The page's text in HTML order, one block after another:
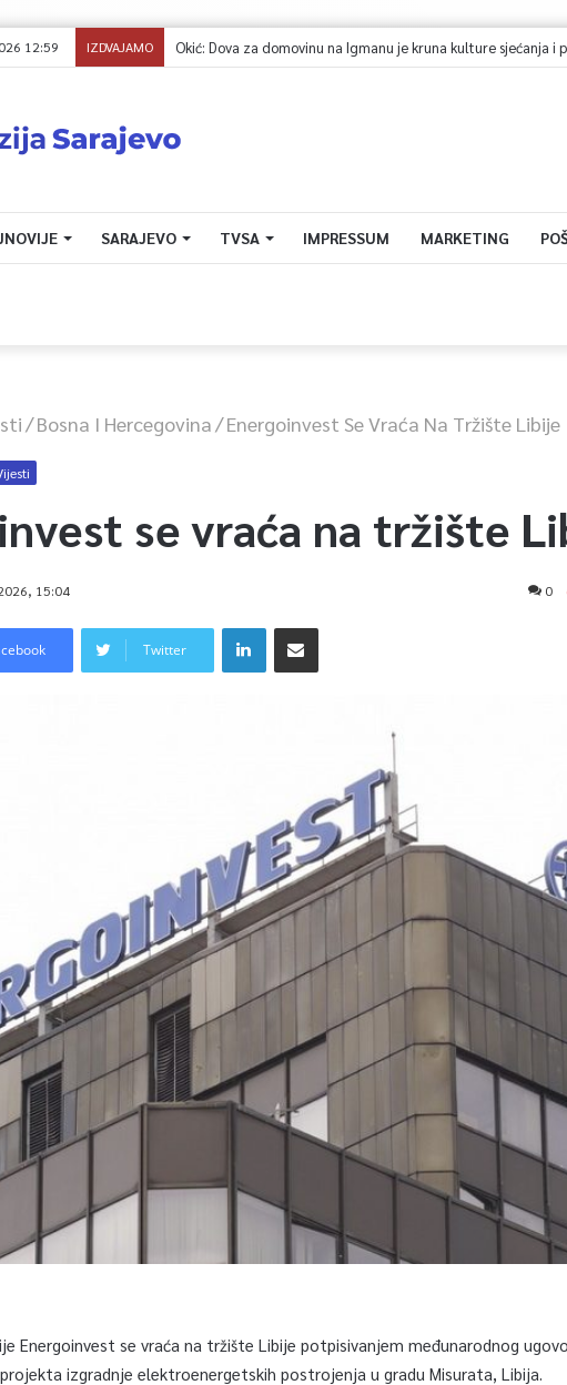
12:59 IZDVAJAMO
SARAJEVO TVSA IMPRESSUM MARKETING
/Bosna I Hercegovina/Energoinvest Se Vraća Na Tržište Libije
se vraća na tržište
15:04 0
Twitter
Energoinvest se vraća na tržište Libije potpisivanjem međunarodnog
izgradnje elektroenergetskih postrojenja u gradu Misurata, Libija.